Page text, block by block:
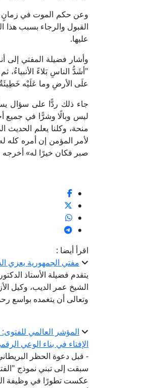
وعن حكم الموت في زمانٍ
القبول والرجاء بسبب
عليها.
وأشار فضيلة المفتي إلى
"أشَدُّ الناسِ بَلاءً
علَى الأرضِ وما عَلَيْه
جاء ذلك ردًّا على سؤال
ليس وبالًا وشرًّا في جميع
منحة، وكلنا يعلم
لأمر المؤمن إن أمره كله
صبر فكان خيرًا له»
اقرأ أيضا :
مفتي الجمهورية يعزي
يتقدم فضيلة الأستاذ
الشيخ عمر الديب، وكيل
وتعالى أن يتغمده بواسع
المؤشر العالمي
الإفتاء في بناء الوعي
- قبل دعوة الحظر
عكست تطورًا في وظيفة